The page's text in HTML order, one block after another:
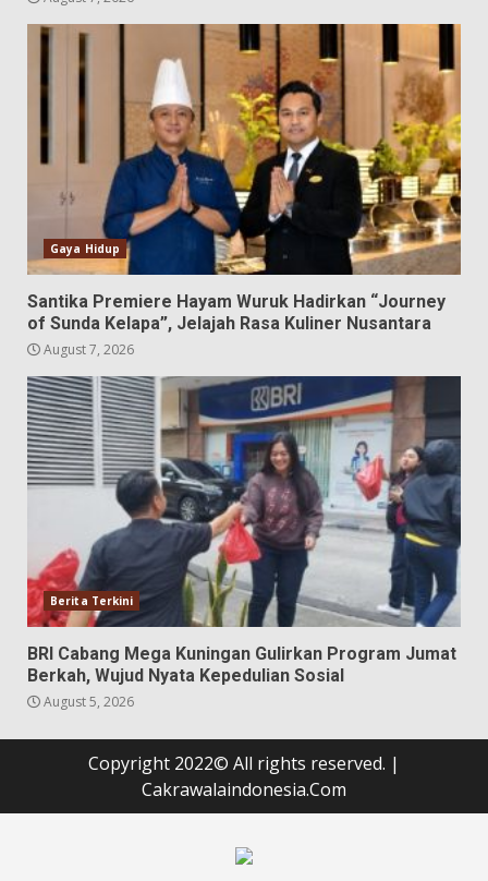
Gaya Hidup
Santika Premiere Hayam Wuruk Hadirkan “Journey
of Sunda Kelapa”, Jelajah Rasa Kuliner Nusantara
August 7, 2026
Berita Terkini
BRI Cabang Mega Kuningan Gulirkan Program Jumat
Berkah, Wujud Nyata Kepedulian Sosial
August 5, 2026
Copyright 2022© All rights reserved. |
Cakrawalaindonesia.Com